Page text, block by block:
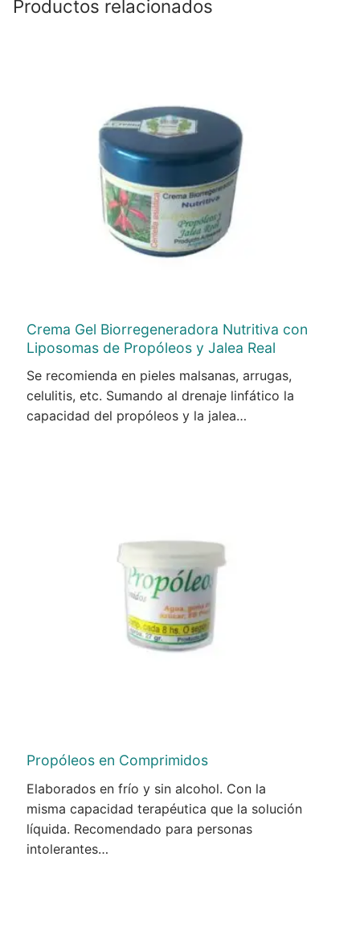
Productos relacionados
Crema Gel Biorregeneradora Nutritiva con
Liposomas de Propóleos y Jalea Real
Se recomienda en pieles malsanas, arrugas,
celulitis, etc. Sumando al drenaje linfático la
capacidad del propóleos y la jalea…
Propóleos en Comprimidos
Elaborados en frío y sin alcohol. Con la
misma capacidad terapéutica que la solución
líquida. Recomendado para personas
intolerantes…